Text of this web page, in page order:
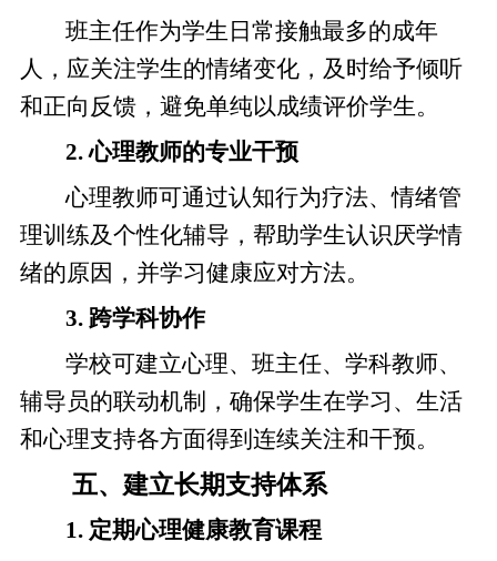
班主任作为学生日常接触最多的成年
人，应关注学生的情绪变化，及时给予倾听
和正向反馈，避免单纯以成绩评价学生。
2. 心理教师的专业干预
心理教师可通过认知行为疗法、情绪管
理训练及个性化辅导，帮助学生认识厌学情
绪的原因，并学习健康应对方法。
3. 跨学科协作
学校可建立心理、班主任、学科教师、
辅导员的联动机制，确保学生在学习、生活
和心理支持各方面得到连续关注和干预。
五、建立长期支持体系
1. 定期心理健康教育课程